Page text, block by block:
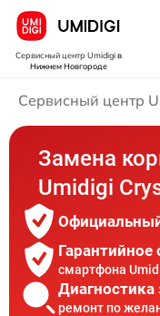
Сервисный центр Umidigiв
Нижнем Новгороде
Сервисный центр
Замена
Umidigi
смартфона
Диагностика
ремонт по